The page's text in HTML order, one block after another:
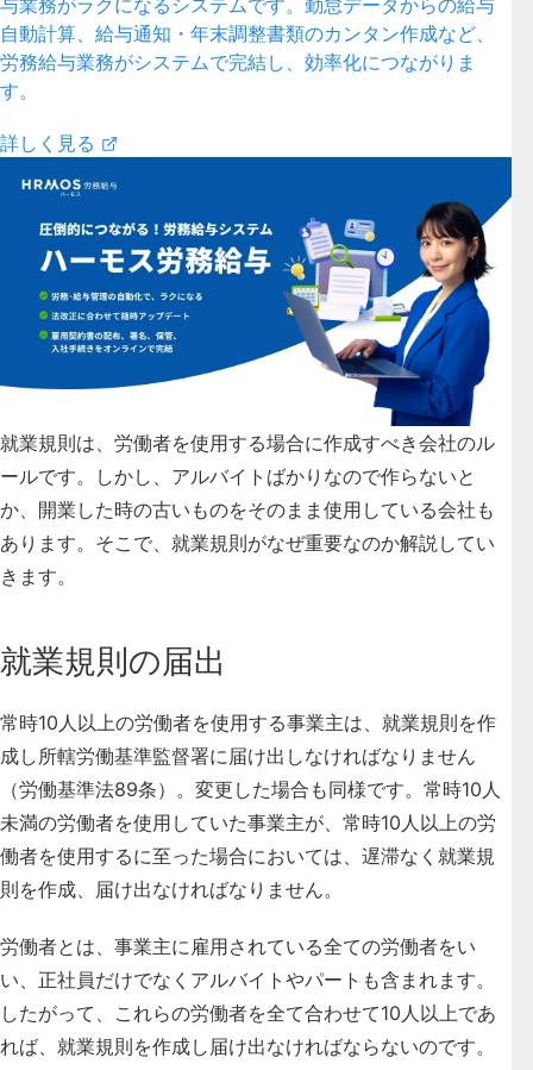
自動計算、給与通知・年末調整書類のカンタン作成など、
労務給与業務がシステムで完結し、効率化につながりま
す。
詳しく見る
就業規則は、労働者を使用する場合に作成すべき会社のル
ールです。しかし、アルバイトばかりなので作らないと
か、開業した時の古いものをそのまま使用している会社も
あります。そこで、 就業規則がなぜ重要なのか解説してい
きます。
就業規則の届出
常時10人以上の労働者を使用する事業主は、就業規則を作
成し所轄労働基準監督署に届け出しなければなりません
（労働基準法89条）。変更した場合も同様です。常時10人
未満の労働者を使用していた事業主が、常時10人以上の労
働者を使用するに至った場合においては、遅滞なく就業規
則を作成、届け出なければなりません。
労働者とは、事業主に雇用されている全ての労働者をい
い、正社員だけでなくアルバイトやパートも含まれます。
したがって、これらの労働者を全て合わせて10人以上であ
れば、就業規則を作成し届け出なければならないのです。